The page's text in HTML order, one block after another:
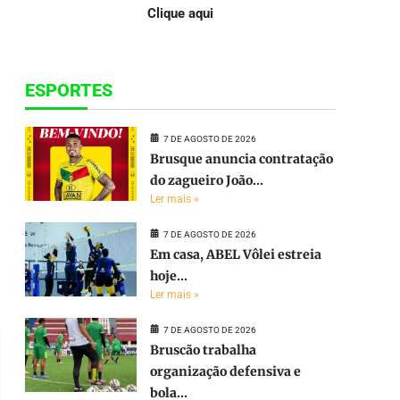
Clique aqui
ESPORTES
7 DE AGOSTO DE 2026
Brusque anuncia contratação
do zagueiro João...
Ler mais »
7 DE AGOSTO DE 2026
Em casa, ABEL Vôlei estreia
hoje...
Ler mais »
7 DE AGOSTO DE 2026
Bruscão trabalha
organização defensiva e
bola...